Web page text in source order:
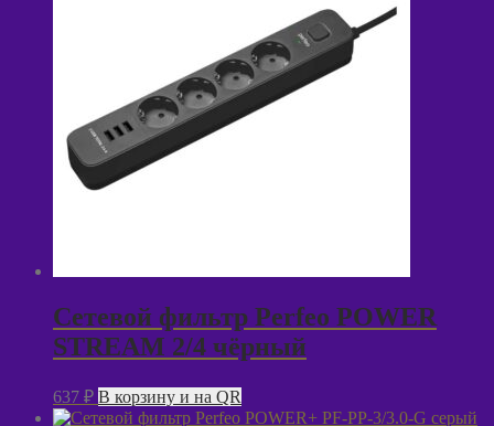
Сетевой фильтр Perfeo POWER
STREAM 2/4 чёрный
637 ₽ В корзину и на QR